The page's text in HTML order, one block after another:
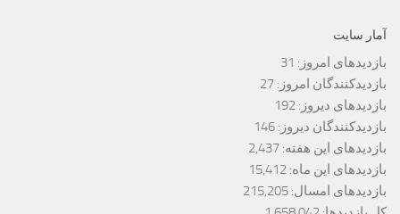
آمار سایت
بازدیدهای امروز: 31
بازدیدکنندگان امروز: 27
بازدیدهای دیروز: 192
بازدیدکنندگان دیروز: 146
بازدیدهای این هفته: 2,437
بازدیدهای این ماه: 15,412
بازدیدهای امسال: 215,205